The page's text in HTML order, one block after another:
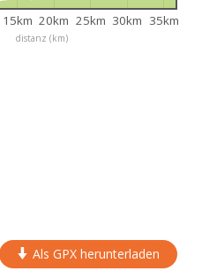
distanz (km)
15km 20km 25km 30km 35km
Als GPX herunterladen